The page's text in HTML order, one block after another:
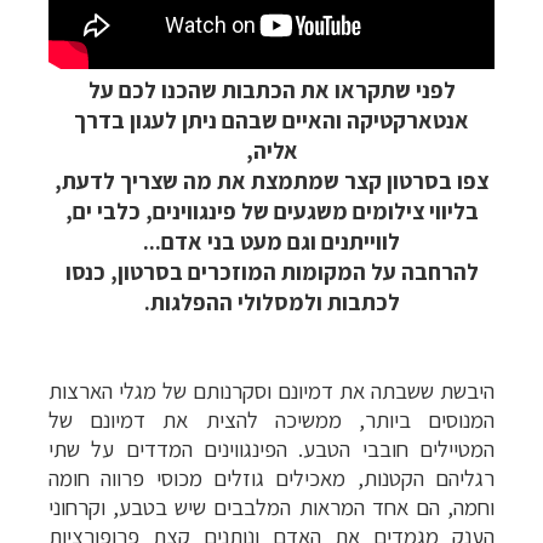
לפני שתקראו את הכתבות שהכנו לכם על
אנטארקטיקה והאיים שבהם ניתן לעגון בדרך
אליה,
צפו בסרטון קצר שמתמצת את מה שצריך לדעת,
בליווי צילומים משגעים של פינגווינים, כלבי ים,
לווייתנים וגם מעט בני אדם...
להרחבה על המקומות המוזכרים בסרטון, כנסו
לכתבות ולמסלולי ההפלגות.
היבשת ששבתה את דמיונם וסקרנותם של מגלי הארצות
המנוסים ביותר, ממשיכה להצית את דמיונם של
המטיילים חובבי הטבע. הפינגווינים המדדים על שתי
רגליהם הקטנות, מאכילים גוזלים מכוסי פרווה חומה
וחמה, הם אחד המראות המלבבים שיש בטבע, וקרחוני
הענק מגמדים את האדם ונותנים קצת פרופורציות